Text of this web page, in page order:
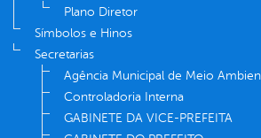
Plano Diretor
Símbolos e Hinos
Secretarias
Agência Municipal de Meio
Controladoria Interna
GABINETE DA VICE-PREFEITA